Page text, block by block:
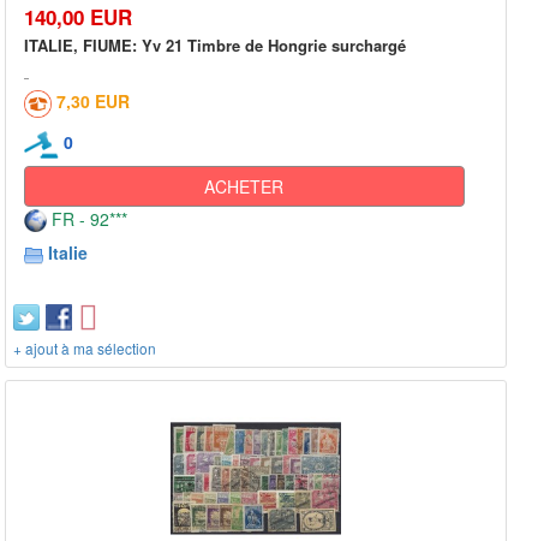
140,00 EUR
ITALIE, FIUME: Yv 21 Timbre de Hongrie surchargé
7,30 EUR
0
ACHETER
FR - 92***
Italie
+ ajout à ma sélection